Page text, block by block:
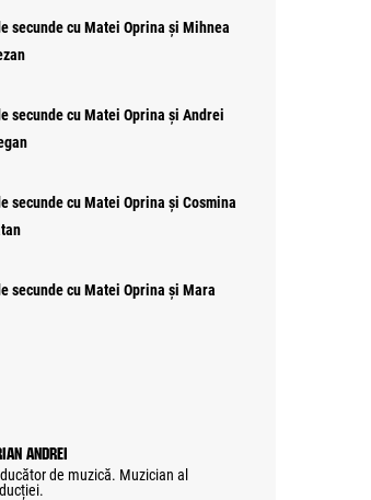
secunde cu Matei Oprina și Mihnea
secunde cu Matei Oprina și Andrei
secunde cu Matei Oprina și Cosmina
secunde cu Matei Oprina și Mara
Andrei
de muzică. Muzician al